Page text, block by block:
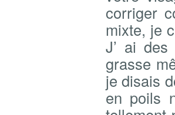
corriger
mixte, je
J’ ai
grasse
je disais
en poils